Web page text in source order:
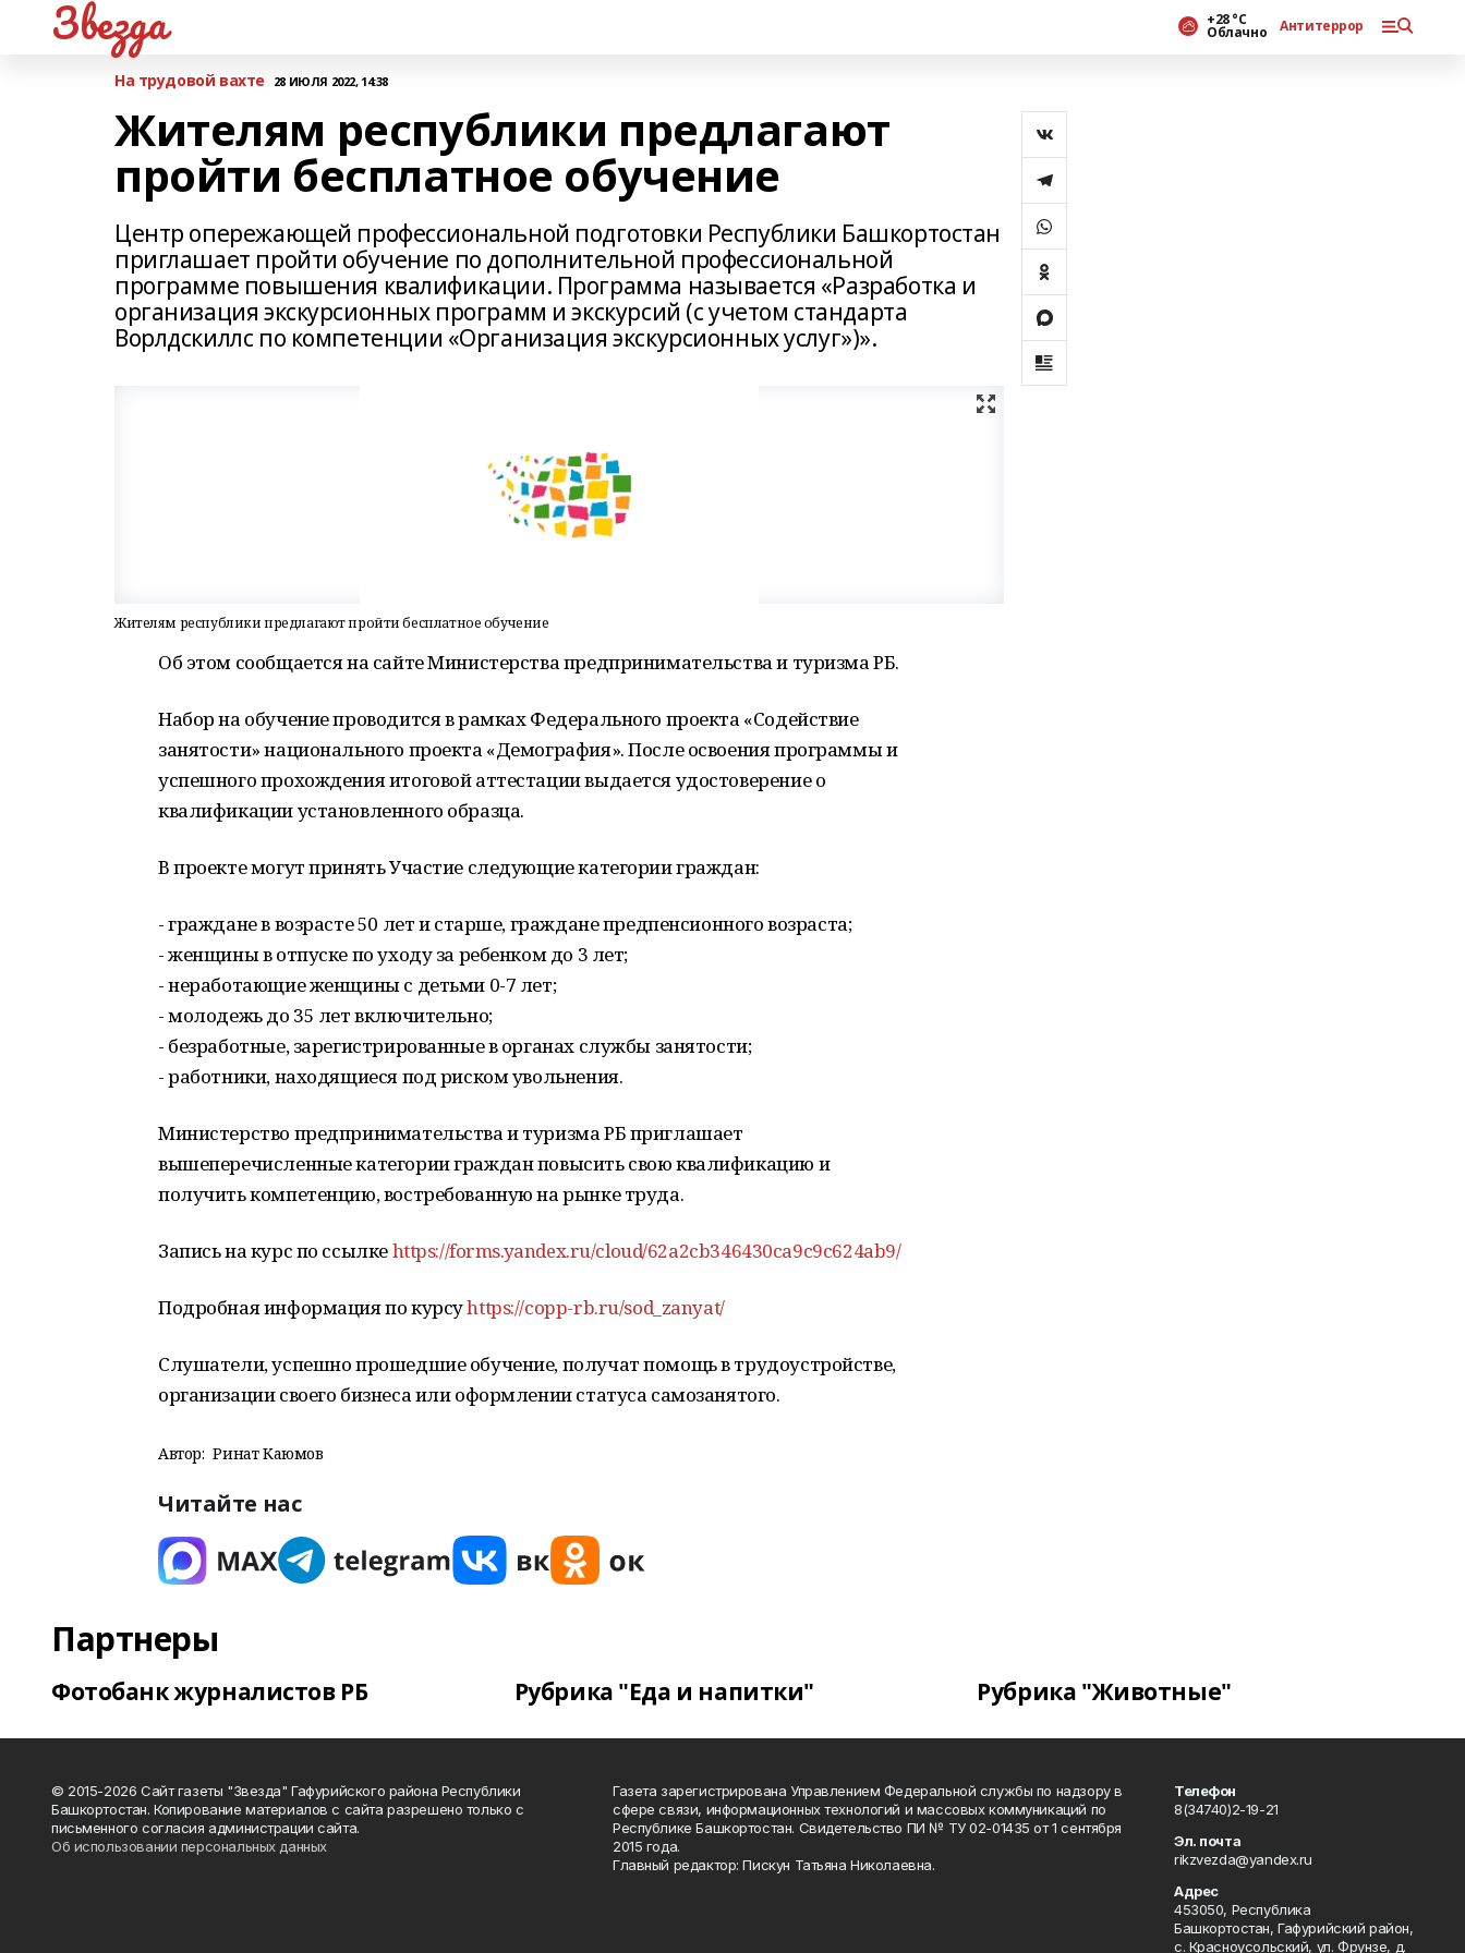
Звезда +28 °С
Облачно Антитеррор
На трудовой вахте 28 ИЮЛЯ 2022, 14:38
Жителям республики предлагают
пройти бесплатное обучение
Центр опережающей профессиональной подготовки Республики Башкортостан
приглашает пройти обучение по дополнительной профессиональной
программе повышения квалификации. Программа называется «Разработка и
организация экскурсионных программ и экскурсий (с учетом стандарта
Ворлдскиллс по компетенции «Организация экскурсионных услуг»)».
Жителям республики предлагают пройти бесплатное обучение
Об этом сообщается на сайте Министерства предпринимательства и туризма РБ.
Набор на обучение проводится в рамках Федерального проекта «Содействие
занятости» национального проекта «Демография». После освоения программы и
успешного прохождения итоговой аттестации выдается удостоверение о
квалификации установленного образца.
В проекте могут принять Участие следующие категории граждан:
- граждане в возрасте 50 лет и старше, граждане предпенсионного возраста;
- женщины в отпуске по уходу за ребенком до 3 лет;
- неработающие женщины с детьми 0-7 лет;
- молодежь до 35 лет включительно;
- безработные, зарегистрированные в органах службы занятости;
- работники, находящиеся под риском увольнения.
Министерство предпринимательства и туризма РБ приглашает
вышеперечисленные категории граждан повысить свою квалификацию и
получить компетенцию, востребованную на рынке труда.
Запись на курс по ссылкеhttps://forms.yandex.ru/cloud/62a2cb346430ca9c9c624ab9/
Подробная информация по курсуhttps://copp-rb.ru/sod_zanyat/
Слушатели, успешно прошедшие обучение, получат помощь в трудоустройстве,
организации своего бизнеса или оформлении статуса самозанятого.
Автор: Ринат Каюмов
Читайте нас
Партнеры
Фотобанк журналистов РБ Рубрика "Еда и напитки" Рубрика "Животные"
© 2015-2026 Сайт газеты "Звезда" Гафурийского района Республики
Башкортостан. Копирование материалов с сайта разрешено только с
письменного согласия администрации сайта.
Об использовании персональных данных
Газета зарегистрирована Управлением Федеральной службы по надзору в
сфере связи, информационных технологий и массовых коммуникаций по
Республике Башкортостан. Свидетельство ПИ № ТУ 02-01435 от 1 сентября
2015 года.
Главный редактор: Пискун Татьяна Николаевна.
Телефон
8(34740)2-19-21
Эл. почта
rikzvezda@yandex.ru
Адрес
453050, Республика
Башкортостан, Гафурийский район,
с. Красноусольский, ул. Фрунзе, д.